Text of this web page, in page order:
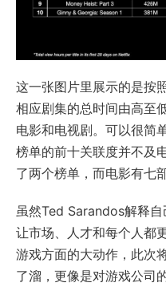
这一张图片里展示的是按
相应剧集的总时间由高至
电影和电视剧。可以很简
榜单的前十关联度并不及
了两个榜单，而电影有七部
虽然Ted Sarandos解释自
让市场、人才和每个人都
游戏方面的大动作，此次
了溜，更像是对游戏公司